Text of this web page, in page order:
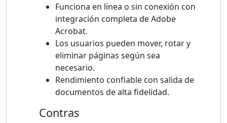
Funciona en línea o sin conexión con
integración completa de Adobe
Acrobat.
Los usuarios pueden mover, rotar y
eliminar páginas según sea
necesario.
Rendimiento confiable con salida de
documentos de alta fidelidad.
Contras